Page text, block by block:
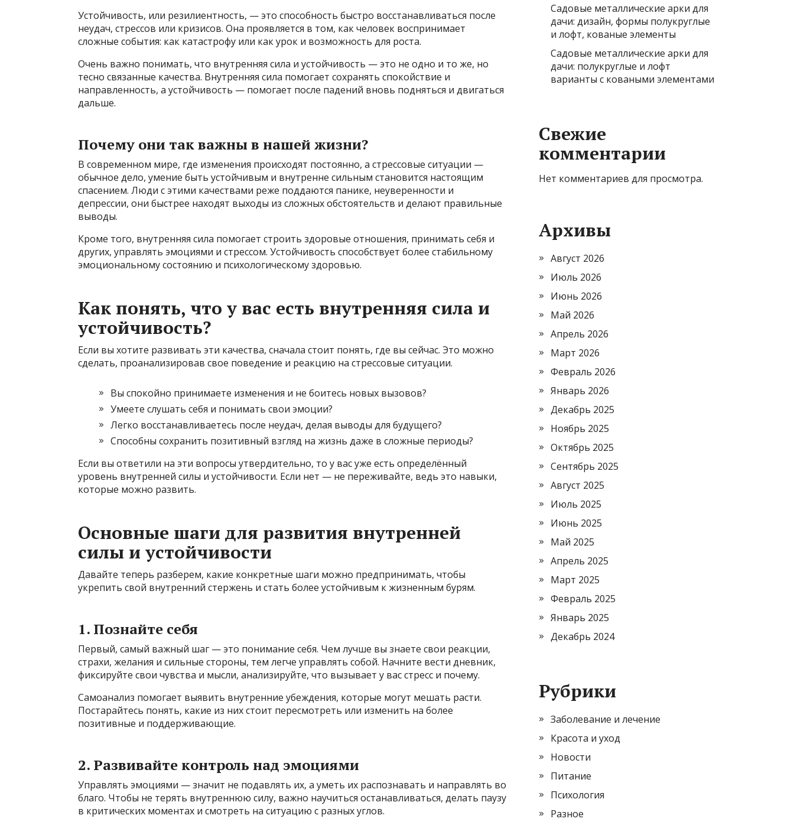
Устойчивость, или резилиентность, — это способность быстро восстанавливаться после
неудач, стрессов или кризисов. Она проявляется в том, как человек воспринимает
сложные события: как катастрофу или как урок и возможность для роста.
Очень важно понимать, что внутренняя сила и устойчивость — это не одно и то же, но
тесно связанные качества. Внутренняя сила помогает сохранять спокойствие и
направленность, а устойчивость — помогает после падений вновь подняться и двигаться
дальше.
Почему они так важны в нашей жизни?
В современном мире, где изменения происходят постоянно, а стрессовые ситуации —
обычное дело, умение быть устойчивым и внутренне сильным становится настоящим
спасением. Люди с этими качествами реже поддаются панике, неуверенности и
депрессии, они быстрее находят выходы из сложных обстоятельств и делают правильные
выводы.
Кроме того, внутренняя сила помогает строить здоровые отношения, принимать себя и
других, управлять эмоциями и стрессом. Устойчивость способствует более стабильному
эмоциональному состоянию и психологическому здоровью.
Как понять, что у вас есть внутренняя сила и
устойчивость?
Если вы хотите развивать эти качества, сначала стоит понять, где вы сейчас. Это можно
сделать, проанализировав свое поведение и реакцию на стрессовые ситуации.
Вы спокойно принимаете изменения и не боитесь новых вызовов?
Умеете слушать себя и понимать свои эмоции?
Легко восстанавливаетесь после неудач, делая выводы для будущего?
Способны сохранить позитивный взгляд на жизнь даже в сложные периоды?
Если вы ответили на эти вопросы утвердительно, то у вас уже есть определённый
уровень внутренней силы и устойчивости. Если нет — не переживайте, ведь это навыки,
которые можно развить.
Основные шаги для развития внутренней
силы и устойчивости
Давайте теперь разберем, какие конкретные шаги можно предпринимать, чтобы
укрепить свой внутренний стержень и стать более устойчивым к жизненным бурям.
1. Познайте себя
Первый, самый важный шаг — это понимание себя. Чем лучше вы знаете свои реакции,
страхи, желания и сильные стороны, тем легче управлять собой. Начните вести дневник,
фиксируйте свои чувства и мысли, анализируйте, что вызывает у вас стресс и почему.
Самоанализ помогает выявить внутренние убеждения, которые могут мешать расти.
Постарайтесь понять, какие из них стоит пересмотреть или изменить на более
позитивные и поддерживающие.
2. Развивайте контроль над эмоциями
Управлять эмоциями — значит не подавлять их, а уметь их распознавать и направлять во
благо. Чтобы не терять внутреннюю силу, важно научиться останавливаться, делать паузу
в критических моментах и смотреть на ситуацию с разных углов.
Садовые металлические арки для
дачи: дизайн, формы полукруглые
и лофт, кованые элементы
Садовые металлические арки для
дачи: полукруглые и лофт
варианты с коваными элементами
Свежие
комментарии
Нет комментариев для просмотра.
Архивы
Август 2026
Июль 2026
Июнь 2026
Май 2026
Апрель 2026
Март 2026
Февраль 2026
Январь 2026
Декабрь 2025
Ноябрь 2025
Октябрь 2025
Сентябрь 2025
Август 2025
Июль 2025
Июнь 2025
Май 2025
Апрель 2025
Март 2025
Февраль 2025
Январь 2025
Декабрь 2024
Рубрики
Заболевание и лечение
Красота и уход
Новости
Питание
Психология
Разное